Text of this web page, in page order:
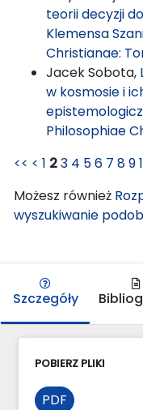
teorii decyzji
Klemensa
Christianae:
Jacek Sobota,
w kosmosie i
Philosophiae
<< < 1 23 4 56 7 89
Możesz również
wyszukiwanie
Szczegóły
POBIERZ PLIKI
PDF